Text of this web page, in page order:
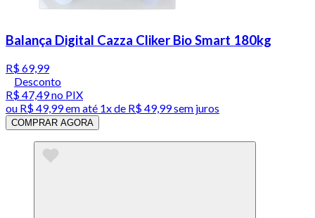
Balança Digital Cazza Cliker Bio Smart 180kg
R$ 69,99
Desconto
R$ 47,49no PIX
ou R$ 49,99em até 1x de R$ 49,99sem juros
COMPRAR AGORA